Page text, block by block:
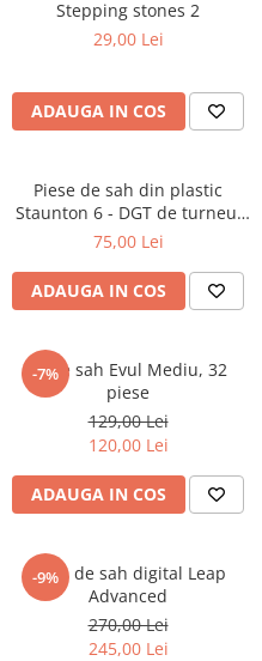
Stepping stones 2
29,00 Lei
ADAUGA IN COS
Piese de sah din plastic
Staunton 6 - DGT de turneu,
in punga
75,00 Lei
ADAUGA IN COS
-7%
Piese sah Evul Mediu, 32
piese
129,00 Lei
120,00 Lei
ADAUGA IN COS
-9%
Ceas de sah digital Leap
Advanced
270,00 Lei
245,00 Lei